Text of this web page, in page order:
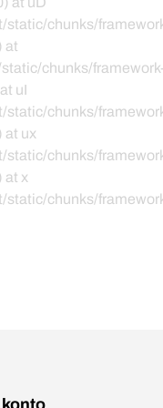
static/chunks/
at
chunks/
uI
static/chunks/
at ux
static/chunks/
at x
static/chunks/